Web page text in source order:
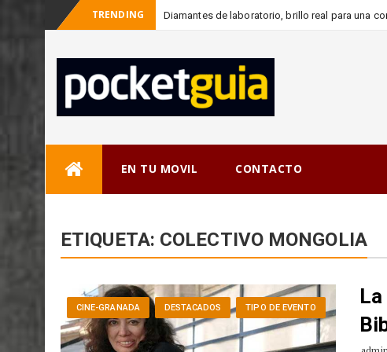
TRENDING Diamantes de laboratorio, brillo real para una
EN TU MOVIL CONTACTO
ETIQUETA: COLECTIVO MONGOLIA
CINE-GRANADA DESTACADOS TIPO DE EVENTO